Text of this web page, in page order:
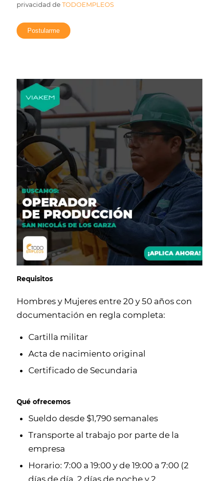
privacidad deTODOEMPLEOS
Requisitos
Hombres y Mujeres entre 20 y 50 años con
documentación en regla completa:
Cartilla militar
Acta de nacimiento original
Certificado de Secundaria
Qué ofrecemos
Sueldo desde $1,790 semanales
Transporte al trabajo por parte de la
empresa
Horario: 7:00 a 19:00 y de 19:00 a 7:00 (2
días de día, 2 días de noche y 2